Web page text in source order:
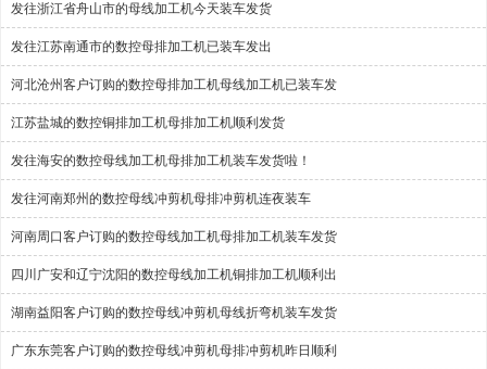
发往浙江省舟山市的母线加工机今天装车发货
发往江苏南通市的数控母排加工机已装车发出
河北沧州客户订购的数控母排加工机母线加工机已装车发
江苏盐城的数控铜排加工机母排加工机顺利发货
发往海安的数控母线加工机母排加工机装车发货啦！
发往河南郑州的数控母线冲剪机母排冲剪机连夜装车
河南周口客户订购的数控母线加工机母排加工机装车发货
四川广安和辽宁沈阳的数控母线加工机铜排加工机顺利出
湖南益阳客户订购的数控母线冲剪机母线折弯机装车发货
广东东莞客户订购的数控母线冲剪机母排冲剪机昨日顺利